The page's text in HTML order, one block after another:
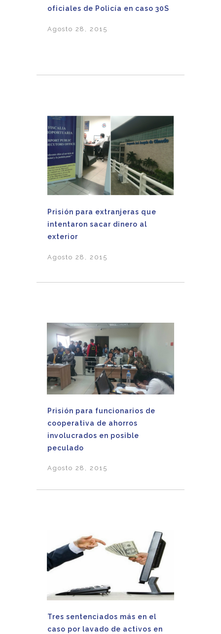
oficiales de Policía en caso 30S
Agosto 28, 2015
Prisión para extranjeras que
intentaron sacar dinero al
exterior
Agosto 28, 2015
Prisión para funcionarios de
cooperativa de ahorros
involucrados en posible
peculado
Agosto 28, 2015
Tres sentenciados más en el
caso por lavado de activos en